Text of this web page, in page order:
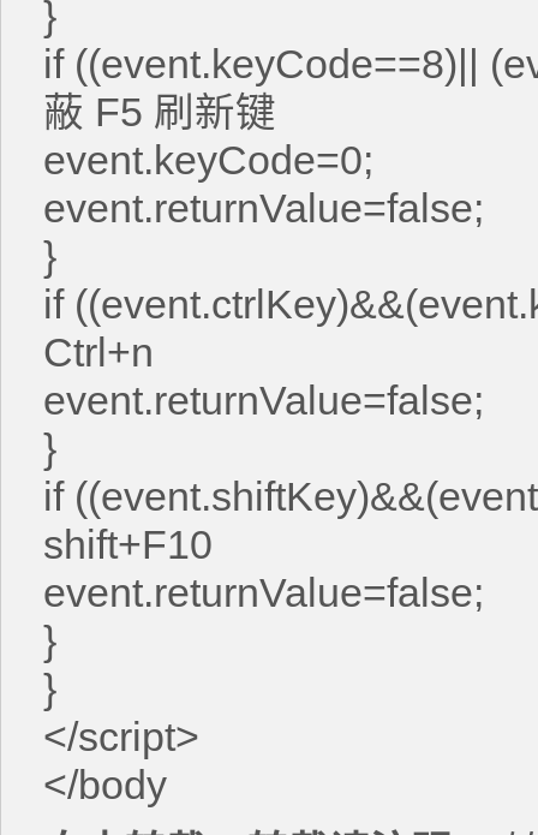
}
if ((event.keyCode==8)||
蔽 F5 刷新键
event.keyCode=0;
event.returnValue=false;
}
if
Ctrl+n
event.returnValue=false;
}
if
shift+F10
event.returnValue=false;
}
}
</script>
</body